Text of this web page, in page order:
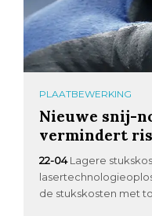
PLAATBEWERKING
Nieuwe snij-
vermindert
22-04 Lagere
de stukskosten met